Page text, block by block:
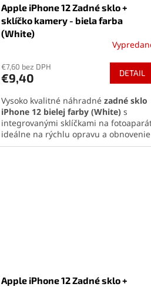
Apple iPhone 12 Zadné sklo +
sklíčko kamery - biela farba
(White)
produktu
je
z
5
hviezdičiek.
€7,60 bez DPH
€9,40 DETAIL
Vysoko kvalitné náhradné zadné sklo
iPhone 12 bielej farby (White) s
integrovanými sklíčkami na
ideálne na rýchlu opravu a obnovenie
pôvodného vzhľadu telefónu.
Apple iPhone 12 Zadné sklo +